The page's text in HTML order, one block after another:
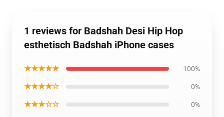
1 reviews for Badshah Desi Hip Hop
esthetisch Badshah iPhone cases
★★★★★ 100%
★★★★☆ 0%
★★★☆☆ 0%